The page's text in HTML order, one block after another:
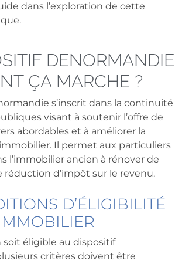
dans l’exploration de cette
DENORMANDIE
ÇA MARCHE ?
s’inscrit dans la continuité
visant à soutenir l’offre de
abordables et à améliorer la
Il permet aux particuliers
l’immobilier ancien à rénover de
réduction d’impôt sur le revenu.
D’ÉLIGIBILITÉ
soit éligible au dispositif
critères doivent être